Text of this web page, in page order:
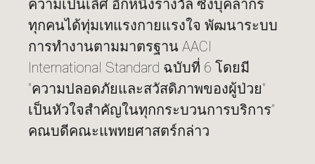
ความเป็นเลิศ อีกหนึ่งรางวัล ซึ่งบุคลากร
ทุกคนได้ทุ่มเทแรงกายแรงใจ พัฒนาระบบ
การทำงานตามมาตรฐาน AACI
International Standard ฉบับที่ 6 โดยมี
"ความปลอดภัยและสวัสดิภาพของผู้ป่วย"
เป็นหัวใจสำคัญในทุกกระบวนการบริการ”
คณบดีคณะแพทยศาสตร์กล่าว